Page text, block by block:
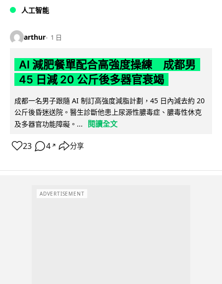
人工智能
arthur 1 日
AI 減肥餐單配合高強度操練 成都男
45 日減 20 公斤後多器官衰竭
成都一名男子跟隨 AI 制訂高強度減脂計劃，45 日內減去約 20
公斤後昏迷送院。醫生診斷他患上尿源性膿毒症、膿毒性休克
及多器官功能障礙。...
閱讀全文
23 4 ↗ 分享
ADVERTISEMENT